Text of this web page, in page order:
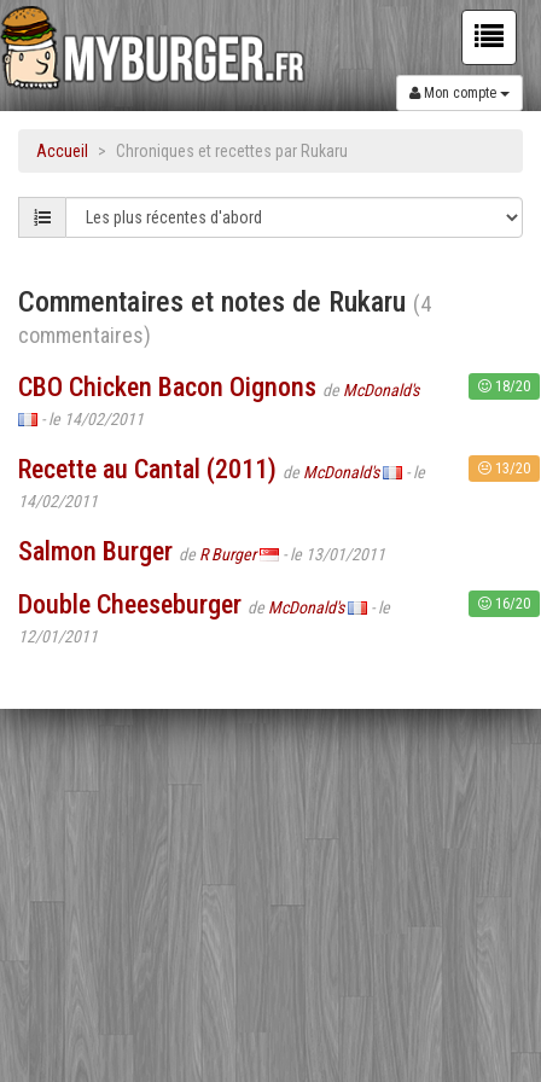
Mon compte
Accueil Chroniques et recettes par Rukaru
Commentaires et notes de Rukaru (4
commentaires)
CBO Chicken Bacon Oignons de McDonald's
- le 14/02/2011
18/20
Recette au Cantal (2011) de McDonald's
- le
14/02/2011
13/20
Salmon Burger de R Burger - le 13/01/2011
Double Cheeseburger de McDonald's
- le
12/01/2011
16/20